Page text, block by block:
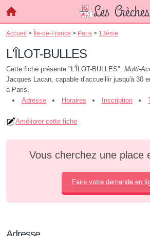
Accueil > Île-de-France > Paris > 13ème
L'ÎLOT-BULLES
Cette fiche présente "L'ÎLOT-BULLES", Multi-
Jacques Lacan, capable d'accueillir jusqu'à 30
à Paris.
Adresse
Horaires Inscription
Améliorer cette fiche
Vous cherchez une place
Faire votre demande en